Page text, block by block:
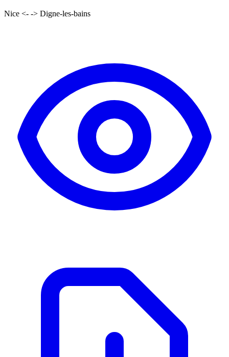
Nice <- -> Digne-les-bains